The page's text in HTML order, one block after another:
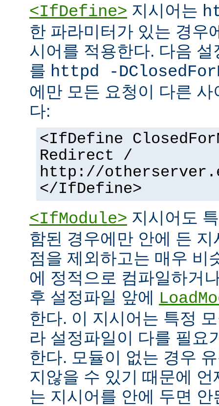
<IfDefine> 지시어는
한 파라미터가 있는 경우
시어를 적용한다. 다음
를 httpd -
에만 모든 요청이 다른
다:
<IfDefine
Redirect /
http://
</IfDefine>
<IfModule> 지시어도
함된 경우에만 안에 든
점을 제외하고는 매우 비
에 정적으로 컴파일하거
후 설정파일 앞에
한다. 이 지시어는 특정
라 설정파일이 다를 필요
한다. 모듈이 없는 경우
지않을 수 있기 때문에
는 지시어를 안에 두면 안